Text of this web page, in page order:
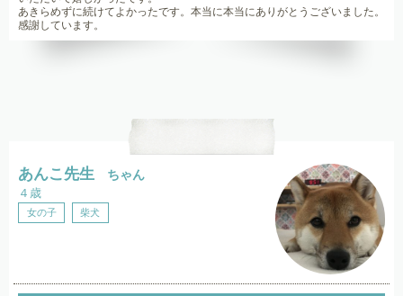
あきらめずに続けてよかったです。本当に本当にありがとうございました。
感謝しています。
あんこ先生 ちゃん
４歳
女の子 柴犬